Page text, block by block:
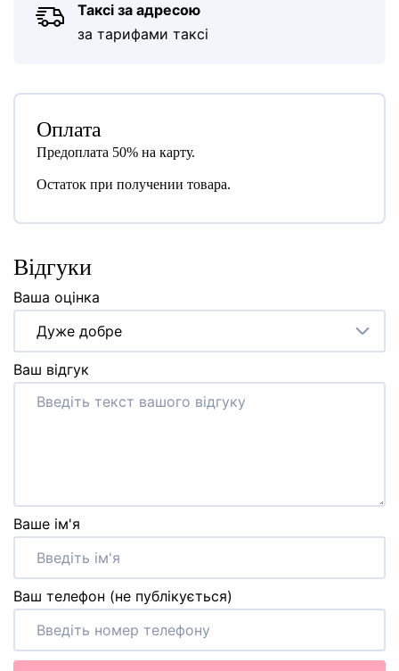
Таксі за адресою
за тарифами таксі
Оплата
Предоплата 50% на карту.
Остаток при получении товара.
Відгуки
Ваша оцінка
Дуже добре
Ваш відгук
Ваше ім'я
Ваш телефон (не публікується)